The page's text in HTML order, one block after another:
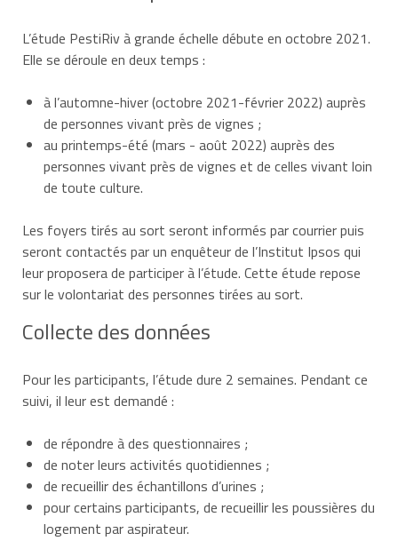
L’étude PestiRiv à grande échelle débute en octobre 2021.
Elle se déroule en deux temps :
à l’automne-hiver (octobre 2021-février 2022) auprès
de personnes vivant près de vignes ;
au printemps-été (mars - août 2022) auprès des
personnes vivant près de vignes et de celles vivant loin
de toute culture.
Les foyers tirés au sort seront informés par courrier puis
seront contactés par un enquêteur de l’Institut Ipsos qui
leur proposera de participer à l’étude. Cette étude repose
sur le volontariat des personnes tirées au sort.
Collecte des données
Pour les participants, l’étude dure 2 semaines. Pendant ce
suivi, il leur est demandé :
de répondre à des questionnaires ;
de noter leurs activités quotidiennes ;
de recueillir des échantillons d’urines ;
pour certains participants, de recueillir les poussières du
logement par aspirateur.